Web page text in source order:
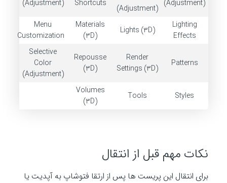
(Adjustment)
(Adjustment)
Shortcuts
(Adjustment)
Lighting
Effects
Lights (3D)
Materials
(3D)
Menu
Customization
Patterns
Render
Settings (3D)
Repousse
(3D)
Selective
Color
(Adjustment)
Styles
Tools
Volumes
(3D)
نکات مهم قبل از انتقال
برای انتقال این پریست ها پس از ارتقا فتوشاپ به آپدیت یا